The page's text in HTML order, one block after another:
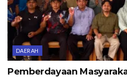
DAERAH
Pemberdayaan